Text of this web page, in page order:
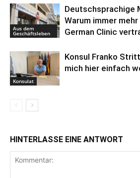
Aus dem
Geschäftsleben
Deutschsprachige
Warum immer
German Clinic
Konsulat
Konsul Franko
mich hier einfach
HINTERLASSE EINE ANTWORT